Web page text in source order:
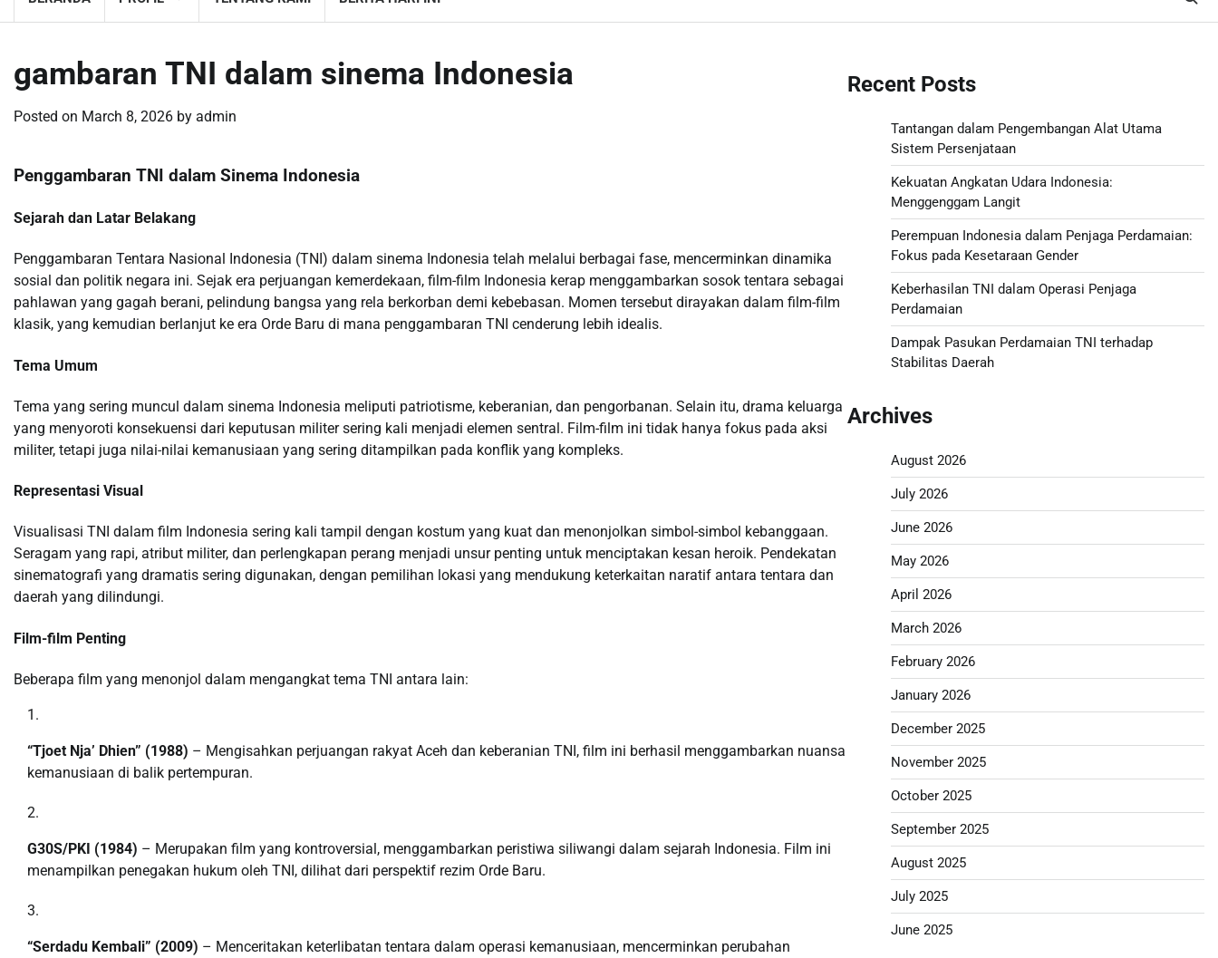
gambaran TNI dalam sinema Indonesia
Posted on March 8, 2026 by admin
Penggambaran TNI dalam Sinema Indonesia
Sejarah dan Latar Belakang
Penggambaran Tentara Nasional Indonesia (TNI) dalam sinema Indonesia telah melalui berbagai fase, mencerminkan dinamika
sosial dan politik negara ini. Sejak era perjuangan kemerdekaan, film-film Indonesia kerap menggambarkan sosok tentara sebagai
pahlawan yang gagah berani, pelindung bangsa yang rela berkorban demi kebebasan. Momen tersebut dirayakan dalam film-film
klasik, yang kemudian berlanjut ke era Orde Baru di mana penggambaran TNI cenderung lebih idealis.
Tema Umum
Tema yang sering muncul dalam sinema Indonesia meliputi patriotisme, keberanian, dan pengorbanan. Selain itu, drama keluarga
yang menyoroti konsekuensi dari keputusan militer sering kali menjadi elemen sentral. Film-film ini tidak hanya fokus pada aksi
militer, tetapi juga nilai-nilai kemanusiaan yang sering ditampilkan pada konflik yang kompleks.
Representasi Visual
Visualisasi TNI dalam film Indonesia sering kali tampil dengan kostum yang kuat dan menonjolkan simbol-simbol kebanggaan.
Seragam yang rapi, atribut militer, dan perlengkapan perang menjadi unsur penting untuk menciptakan kesan heroik. Pendekatan
sinematografi yang dramatis sering digunakan, dengan pemilihan lokasi yang mendukung keterkaitan naratif antara tentara dan
daerah yang dilindungi.
Film-film Penting
Beberapa film yang menonjol dalam mengangkat tema TNI antara lain:
“Tjoet Nja’ Dhien” (1988) – Mengisahkan perjuangan rakyat Aceh dan keberanian TNI, film ini berhasil menggambarkan nuansa
kemanusiaan di balik pertempuran.
G30S/PKI (1984) – Merupakan film yang kontroversial, menggambarkan peristiwa siliwangi dalam sejarah Indonesia. Film ini
menampilkan penegakan hukum oleh TNI, dilihat dari perspektif rezim Orde Baru.
“Serdadu Kembali” (2009) – Menceritakan keterlibatan tentara dalam operasi kemanusiaan, mencerminkan perubahan
Recent Posts
Tantangan dalam Pengembangan Alat Utama
Sistem Persenjataan
Kekuatan Angkatan Udara Indonesia:
Menggenggam Langit
Perempuan Indonesia dalam Penjaga Perdamaian:
Fokus pada Kesetaraan Gender
Keberhasilan TNI dalam Operasi Penjaga
Perdamaian
Dampak Pasukan Perdamaian TNI terhadap
Stabilitas Daerah
Archives
August 2026
July 2026
June 2026
May 2026
April 2026
March 2026
February 2026
January 2026
December 2025
November 2025
October 2025
September 2025
August 2025
July 2025
June 2025